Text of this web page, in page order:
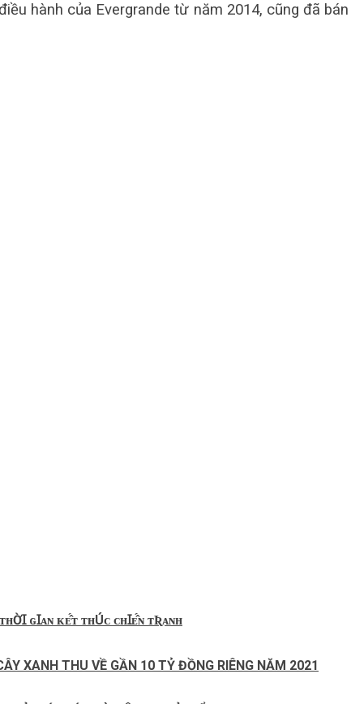
hành của Evergrande từ năm 2014, cũng đã
ɢꞮᴀɴ ᴋᴇ̂́ᴛ ᴛʜÚᴄ ᴄʜꞮᴇ̂́ɴ ᴛƦᴀɴʜ
XANH THU VỀ GẦN 10 TỶ ĐỒNG RIÊNG NĂM 2021